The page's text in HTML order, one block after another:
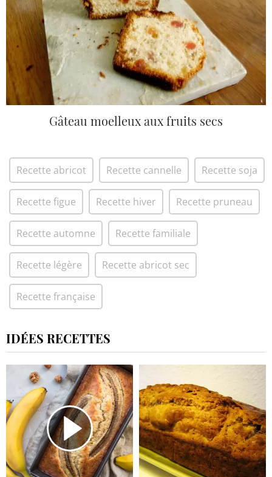
Gâteau moelleux aux fruits secs
Recette abricot Recette cannelle Recette soja
Recette figue Recette hiver Recette pruneau
Recette automne Recette familiale
Recette légère Recette abricot sec
Recette française
IDÉES RECETTES